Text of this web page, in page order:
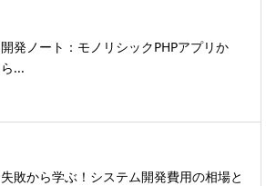
開発ノート：モノリシックPHPアプリか
ら...
失敗から学ぶ！システム開発費用の相場と